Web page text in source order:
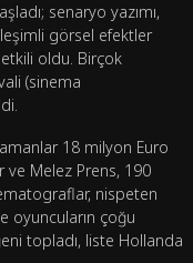
senaryo yazımı,
görsel efektler
oldu. Birçok
(sinema
18 milyon Euro
ve Melez Prens, 190
nispeten
oyuncuların çoğu
topladı, liste Hollanda